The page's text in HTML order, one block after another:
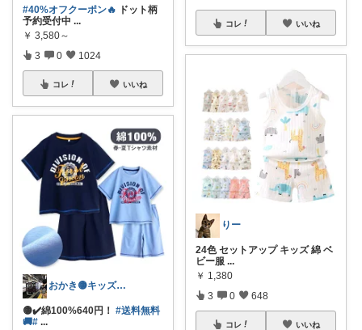
#40%オフクーポン🔥 ドット柄
予約受付中 ...
￥ 3,580～
3 0 1024
コレ いいね
おかき🟡キッズ、子供服、暑さ対策
🟡✔️綿100%640円！ #送料無料
🚚# ...
コレ いいね
りー
24色 セットアップ キッズ 綿 ベ
ビー服 ...
￥ 1,380
3 0 648
コレ いいね